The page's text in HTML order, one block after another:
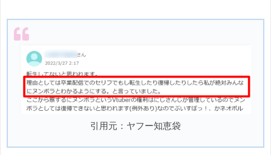
引用元：ヤフー知恵袋